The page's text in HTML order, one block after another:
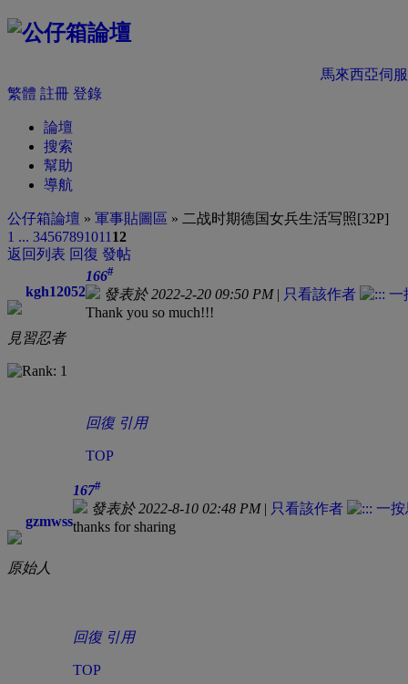
馬來西亞伺
繁體 註冊 登錄
論壇
搜索
幫助
導航
公仔箱論壇 » 軍事貼圖區 » 二战时期德国女兵生活写照[32P]
1 ... 34567891011 12
返回列表 回復 發帖
kgh12052
見習忍者
166#
發表於 2022-2-20 09:50 PM| 只看該作者
Thank you so much!!!
回復 引用
TOP
gzmwss
原始人
167#
發表於 2022-8-10 02:48 PM| 只看該作者
thanks for sharing
回復 引用
TOP